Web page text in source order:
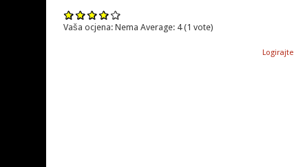
Vaša ocjena:Nema Average: 4 (1 vote)
Logirajte